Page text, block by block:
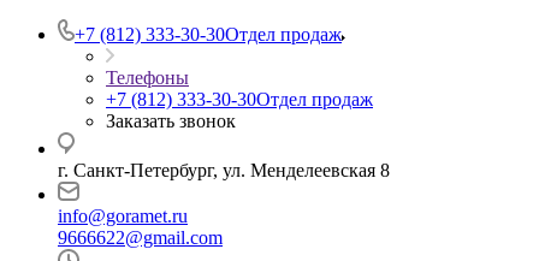
+7 (812) 333-30-30Отдел продаж
Телефоны
+7 (812) 333-30-30Отдел продаж
Заказать звонок
г. Санкт-Петербург, ул. Менделеевская 8
info@goramet.ru
9666622@gmail.com